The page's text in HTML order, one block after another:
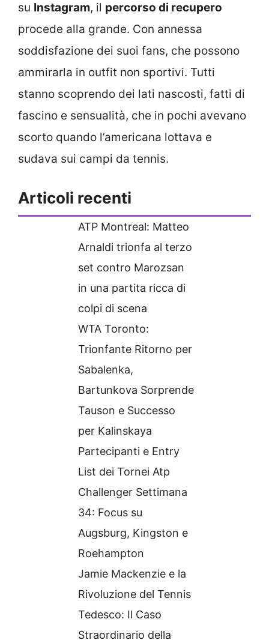
su Instagram, il percorso di recupero
procede alla grande. Con annessa
soddisfazione dei suoi fans, che possono
ammirarla in outfit non sportivi. Tutti
stanno scoprendo dei lati nascosti, fatti di
fascino e sensualità, che in pochi avevano
scorto quando l’americana lottava e
sudava sui campi da tennis.
Articoli recenti
ATP Montreal: Matteo
Arnaldi trionfa al terzo
set contro Marozsan
in una partita ricca di
colpi di scena
WTA Toronto:
Trionfante Ritorno per
Sabalenka,
Bartunkova Sorprende
Tauson e Successo
per Kalinskaya
Partecipanti e Entry
List dei Tornei Atp
Challenger Settimana
34: Focus su
Augsburg, Kingston e
Roehampton
Jamie Mackenzie e la
Rivoluzione del Tennis
Tedesco: Il Caso
Straordinario della